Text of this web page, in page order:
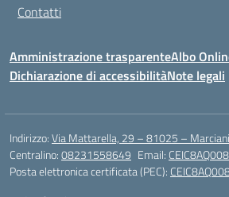
Contatti
Amministrazione trasparenteAlbo
Dichiarazione di accessibilitàNote legali
Indirizzo:Via Mattarella, 29 – 81025 –
Centralino:08231558649 Email:
Posta elettronica certificata (PEC):